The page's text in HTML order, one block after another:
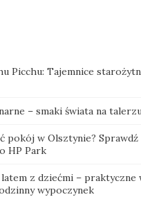
Picchu: Tajemnice
– smaki świata na
pokój w Olsztynie?
HP Park
z dziećmi – praktyczne
wypoczynek